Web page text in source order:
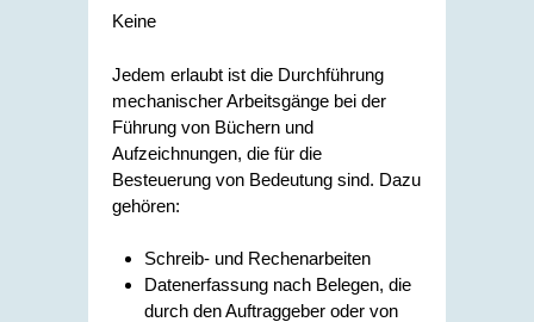
Keine
Jedem erlaubt ist die Durchführung
mechanischer Arbeitsgänge bei der
Führung von Büchern und
Aufzeichnungen, die für die
Besteuerung von Bedeutung sind. Dazu
gehören:
Schreib- und Rechenarbeiten
Datenerfassung nach Belegen, die
durch den Auftraggeber oder von